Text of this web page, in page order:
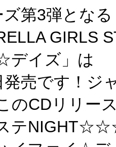
第3弾とな
GIRLS
デイズ」は
発売です！ジ
のCDリリー
ステ